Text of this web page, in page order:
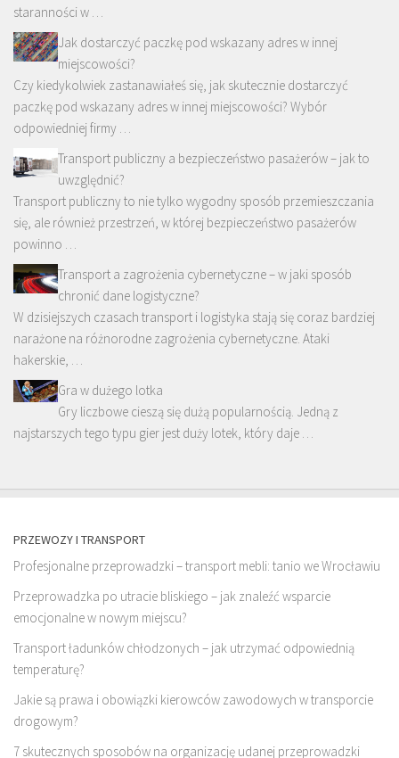
staranności w …
Jak dostarczyć paczkę pod wskazany adres w innej
miejscowości?
Czy kiedykolwiek zastanawiałeś się, jak skutecznie dostarczyć
paczkę pod wskazany adres w innej miejscowości? Wybór
odpowiedniej firmy …
Transport publiczny a bezpieczeństwo pasażerów – jak to
uwzględnić?
Transport publiczny to nie tylko wygodny sposób przemieszczania
się, ale również przestrzeń, w której bezpieczeństwo pasażerów
powinno …
Transport a zagrożenia cybernetyczne – w jaki sposób
chronić dane logistyczne?
W dzisiejszych czasach transport i logistyka stają się coraz bardziej
narażone na różnorodne zagrożenia cybernetyczne. Ataki
hakerskie, …
Gra w dużego lotka
Gry liczbowe cieszą się dużą popularnością. Jedną z
najstarszych tego typu gier jest duży lotek, który daje …
PRZEWOZY I TRANSPORT
Profesjonalne przeprowadzki – transport mebli: tanio we Wrocławiu
Przeprowadzka po utracie bliskiego – jak znaleźć wsparcie
emocjonalne w nowym miejscu?
Transport ładunków chłodzonych – jak utrzymać odpowiednią
temperaturę?
Jakie są prawa i obowiązki kierowców zawodowych w transporcie
drogowym?
7 skutecznych sposobów na organizację udanej przeprowadzki